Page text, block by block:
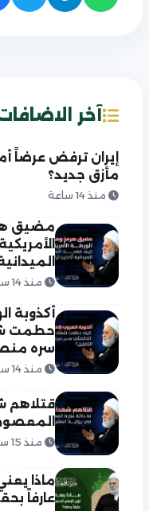
آخر
إيران ترفض عرضاً
مأزق جديد؟
منذ 14 ساعة
مضيق
منذ 14 ساعة
أكذوبة
حطمت
سره
منذ 14 ساعة
قتلاهم
منذ 15 ساعة
ماذا
عارفاً